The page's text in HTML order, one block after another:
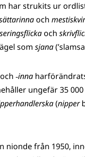
har strukits ur
och
och
som sjana
och ‑inna
ungefär 35
(nipper
från 1950,